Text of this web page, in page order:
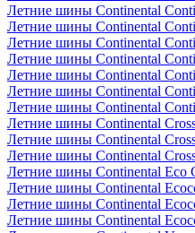
Летние шины Continental
Летние шины Continental
Летние шины Continental
Летние шины Continental
Летние шины Continental
Летние шины Continental
Летние шины Continental
Летние шины Continental
Летние шины Continental
Летние шины Continental
Летние шины Continental Eco
Летние шины Continental
Летние шины Continental
Летние шины Continental